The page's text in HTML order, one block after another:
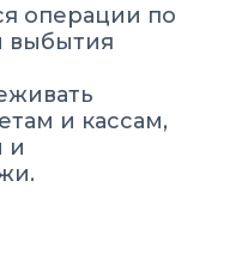
операции по
выбытия
и кассам,
и